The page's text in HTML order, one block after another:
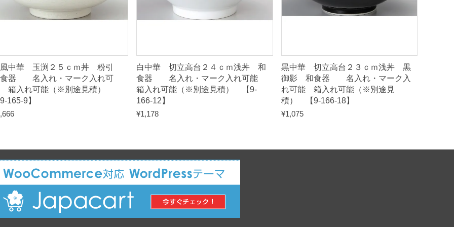
6
】
q
i
t
中華 玉渕２５ｃｍ丼 粉引
器 名入れ・マーク入れ可
箱入れ可能（※別途見積）
9-165-9】
白中華 切立高台２４ｃｍ浅丼 和
食器 名入れ・マーク入れ可能
箱入れ可能（※別途見積） 【9-
166-12】
¥1,178
黒中華 切立高台２３ｃｍ浅丼 黒
御影 和食器 名入れ・マーク入
れ可能 箱入れ可能（※別途見
積） 【9-166-18】
¥1,075